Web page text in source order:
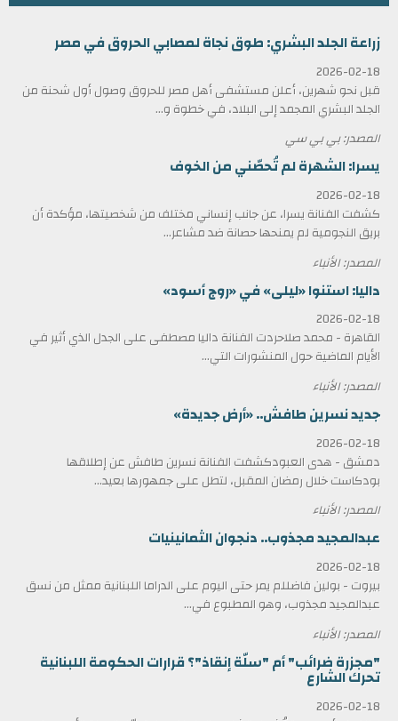
زراعة الجلد البشري: طوق نجاة لمصابي الحروق في مصر
2026-02-18
قبل نحو شهرين، أعلن مستشفى أهل مصر للحروق وصول أول شحنة من
الجلد البشري المجمد إلى البلاد، في خطوة و...
المصدر: بي بي سي
يسرا: الشهرة لم تُحصّني من الخوف
2026-02-18
كشفت الفنانة يسرا، عن جانب إنساني مختلف من شخصيتها، مؤكدة أن
بريق النجومية لم يمنحها حصانة ضد مشاعر...
المصدر: الأنباء
داليا: استنوا «ليلى» في «روج أسود»
2026-02-18
القاهرة - محمد صلاحردت الفنانة داليا مصطفى على الجدل الذي أثير في
الأيام الماضية حول المنشورات التي...
المصدر: الأنباء
جديد نسرين طافش.. «أرض جديدة»
2026-02-18
دمشق - هدى العبودكشفت الفنانة نسرين طافش عن إطلاقها
بودكاست خلال رمضان المقبل، لتطل على جمهورها بعيد...
المصدر: الأنباء
عبدالمجيد مجذوب.. دنجوان الثمانينيات
2026-02-18
بيروت - بولين فاضللم يمر حتى اليوم على الدراما اللبنانية ممثل من نسق
عبدالمجيد مجذوب، وهو المطبوع في...
المصدر: الأنباء
"مجزرة ضرائب" أم "سلّة إنقاذ"؟ قرارات الحكومة اللبنانية
تحرك الشارع
2026-02-18